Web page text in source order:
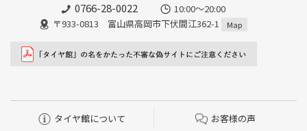
0766-28-0022
10:00～20:00
〒933-0813 富山県高岡市下伏間江362-1
Map
タイヤ館について お客様の声